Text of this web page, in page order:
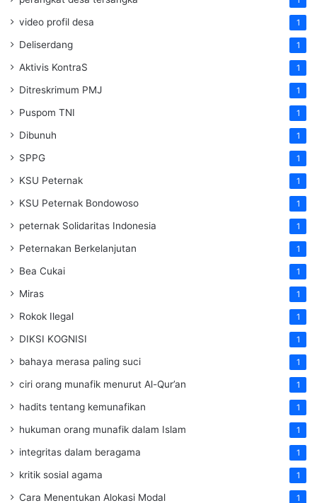
video profil desa 1
Deliserdang 1
Aktivis KontraS 1
Ditreskrimum PMJ 1
Puspom TNI 1
Dibunuh 1
SPPG 1
KSU Peternak 1
KSU Peternak Bondowoso 1
peternak Solidaritas Indonesia 1
Peternakan Berkelanjutan 1
Bea Cukai 1
Miras 1
Rokok Ilegal 1
DIKSI KOGNISI 1
bahaya merasa paling suci 1
ciri orang munafik menurut Al-Qur’an 1
hadits tentang kemunafikan 1
hukuman orang munafik dalam Islam 1
integritas dalam beragama 1
kritik sosial agama 1
Cara Menentukan Alokasi Modal 1